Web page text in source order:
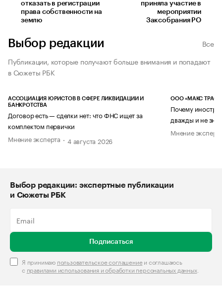
отказать в регистрации
права собственности на
землю
приняла участие в
мероприятии
Заксобрания РО
Выбор редакции
Все
Публикации, которые получают больше внимания и попадают
в Сюжеты РБК
АССОЦИАЦИЯ ЮРИСТОВ В СФЕРЕ ЛИКВИДАЦИИ И
БАНКРОТСТВА
Договор есть — сделки нет: что ФНС ищет за
комплектом первички
Мнение эксперта
4 августа 2026
ООО «МАКС ТРАСТ»
Почему
дважды и не
Мнение
Выбор редакции: экспертные публикации
и Сюжеты РБК
Подписаться
Я принимаю пользовательское соглашениеи соглашаюсь
с правилами использования и обработки персональных данных.